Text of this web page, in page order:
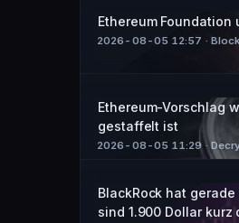
Ethereum Foundation
2026-08-05 12:57 ·
Ethereum-Vorschlag
gestaffelt ist
2026-08-05 11:29 ·
BlackRock hat
sind 1.900 Dollar kurz